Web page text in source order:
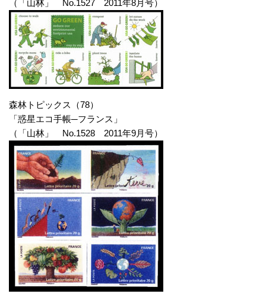
（「山林」 No.1527 2011年8月号）
森林トピックス（78）
「惑星エコ手帳─フランス」
（「山林」 No.1528 2011年9月号）